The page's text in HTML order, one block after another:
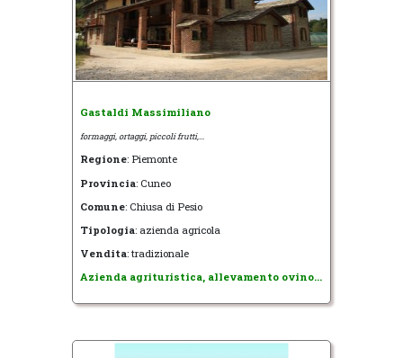
Gastaldi Massimiliano
formaggi, ortaggi, piccoli frutti,...
Regione: Piemonte
Provincia: Cuneo
Comune: Chiusa di Pesio
Tipologia: azienda agricola
Vendita: tradizionale
Azienda agrituristica, allevamento ovino...